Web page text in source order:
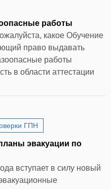
работы
какое Обучение
право выдавать
работы
в области аттестации
ГПН
эвакуации по
вступает в силу новый